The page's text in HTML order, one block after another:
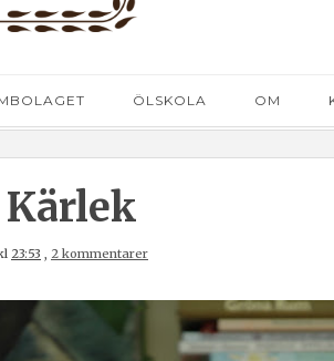
ÖLSKOLA OM
Kärlek
23:53 , 2 kommentarer